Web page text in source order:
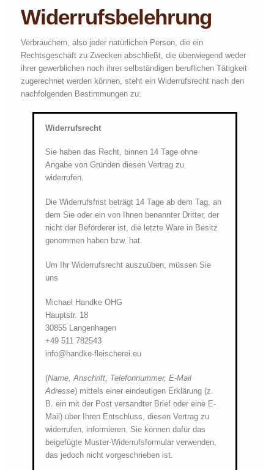
Widerrufsbelehrung
Verbrauchern, also jeder natürlichen Person, die ein
Rechtsgeschäft zu Zwecken abschließt, die überwiegend weder
ihrer gewerblichen noch ihrer selbständigen beruflichen Tätigkeit
zugerechnet werden können, steht ein Widerrufsrecht nach den
nachfolgenden Bestimmungen zu:
Widerrufsrecht
Sie haben das Recht, binnen 14 Tage ohne
Angabe von Gründen diesen Vertrag zu
widerrufen.
Die Widerrufsfrist beträgt 14 Tage ab dem Tag, an
dem Sie oder ein von Ihnen benannter Dritter, der
nicht der Beförderer ist, die letzte Ware in Besitz
genommen haben bzw. hat.
Um Ihr Widerrufsrecht auszuüben, müssen Sie
uns
Michael Handke OHG
Hauptstr. 18
30855 Langenhagen
+49 511 782543
info@handke-fleischerei.eu
(Name, Anschrift, Telefonnummer, E-Mail
Adresse) mittels einer eindeutigen Erklärung (z.
B. ein mit der Post versandter Brief oder eine E-
Mail) über Ihren Entschluss, diesen Vertrag zu
widerrufen, informieren. Sie können dafür das
beigefügte Muster-Widerrufsformular verwenden,
das jedoch nicht vorgeschrieben ist.